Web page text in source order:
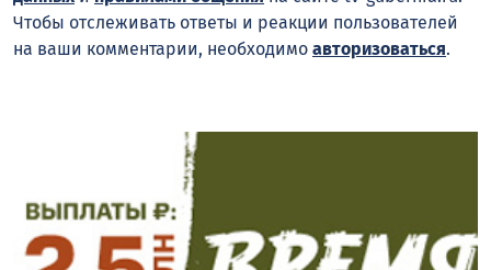
Чтобы отслеживать ответы и реакции пользователей
на ваши комментарии, необходимо авторизоваться.